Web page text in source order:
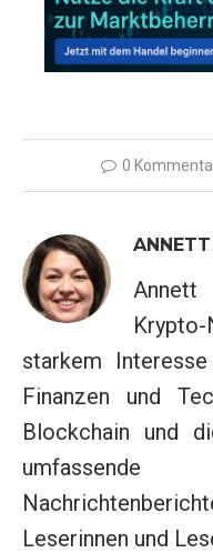
0
starkem
Finanzen und
Blockchain und
Leserinnen und